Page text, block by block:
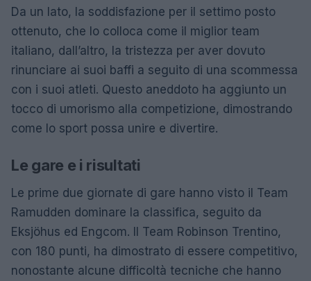
Da un lato, la soddisfazione per il settimo posto
ottenuto, che lo colloca come il miglior team
italiano, dall’altro, la tristezza per aver dovuto
rinunciare ai suoi baffi a seguito di una scommessa
con i suoi atleti. Questo aneddoto ha aggiunto un
tocco di umorismo alla competizione, dimostrando
come lo sport possa unire e divertire.
Le gare e i risultati
Le prime due giornate di gare hanno visto il Team
Ramudden dominare la classifica, seguito da
Eksjöhus ed Engcom. Il Team Robinson Trentino,
con 180 punti, ha dimostrato di essere competitivo,
nonostante alcune difficoltà tecniche che hanno